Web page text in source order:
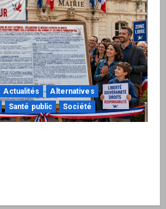
Actualités
Alternatives
Santé public Société